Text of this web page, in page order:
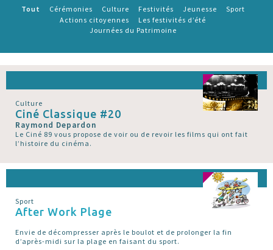
Tout Cérémonies Culture Festivités Jeunesse
Sport
Actions citoyennes
Les festivités d’été
Journées du Patrimoine
Culture
Ciné Classique #20
Raymond Depardon
Le Ciné 89 vous propose de voir ou de revoir les films qui ont fait
l’histoire du cinéma.
Sport
After Work Plage
Envie de décompresser après le boulot et de prolonger la fin
d’après-midi sur la plage en faisant du sport.